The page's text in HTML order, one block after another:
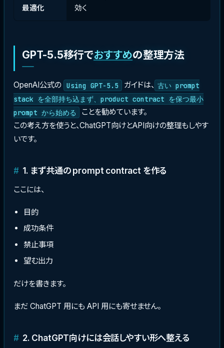
最適化
効く
GPT-5.5移行でおすすめの整理方法
OpenAI公式の Using GPT-5.5 ガイドは、 古い prompt
stack を全部持ち込まず、product contract を保つ最小
prompt から始める
ことを勧めています。
この考え方を使うと、ChatGPT向けとAPI向けの整理もしやす
いです。
1. まず共通の prompt contract を作る
ここには、
目的
成功条件
禁止事項
望む出力
だけを書きます。
まだ ChatGPT 用にも API 用にも寄せません。
2. ChatGPT向けには会話しやすい形へ整える